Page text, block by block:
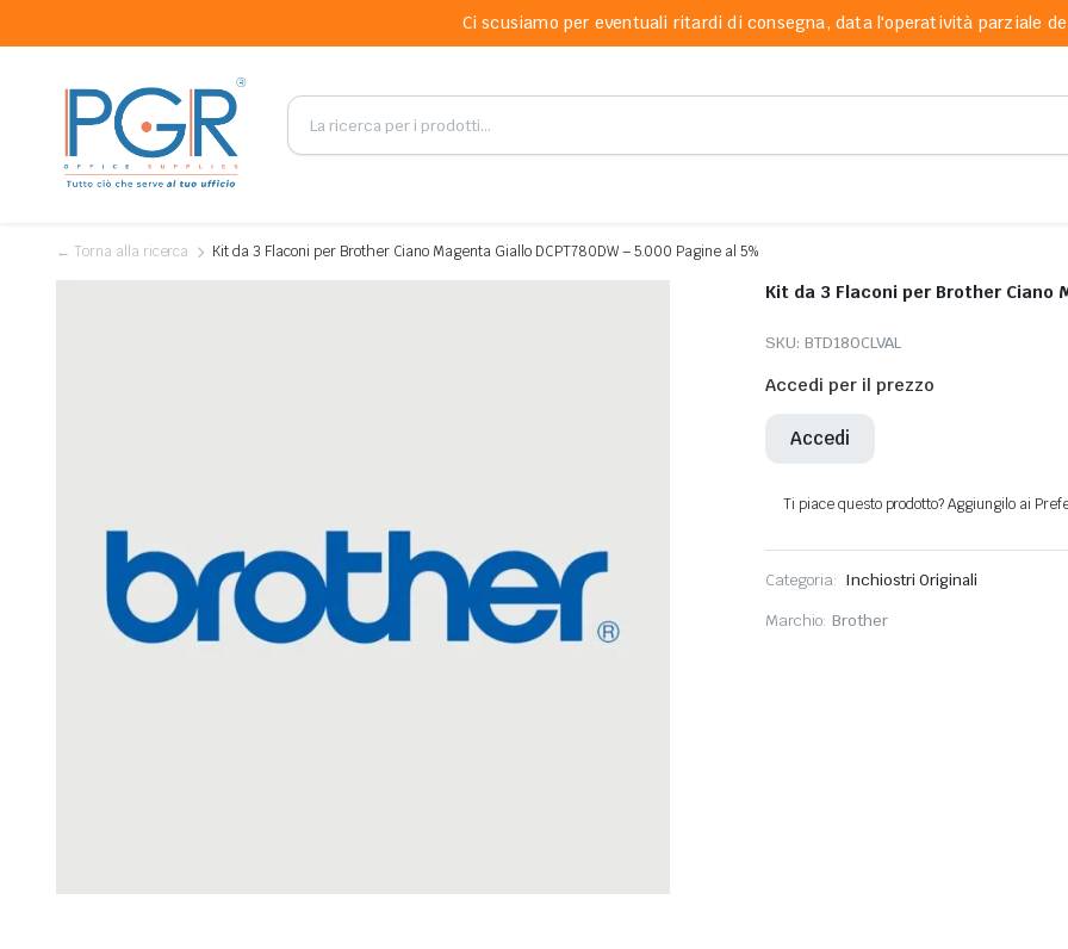
Ci scusiamo per eventuali ritardi di consegna, data l'operatività parziale
← Torna alla ricerca Kit da 3 Flaconi per Brother Ciano Magenta Giallo DCPT780DW – 5.000 Pagine al 5%
Kit da 3 Flaconi per Brother Ciano
SKU: BTD180CLVAL
Accedi per il prezzo
Accedi
Categoria: Inchiostri Originali
Marchio: Brother